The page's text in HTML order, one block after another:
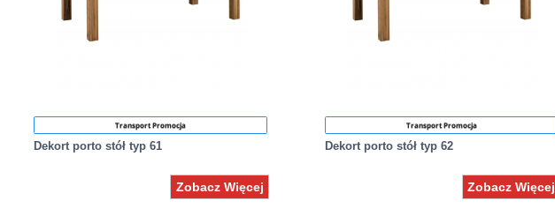
Transport Promocja
Dekort porto stół typ 61
Zobacz Więcej
Transport Promocja
Dekort porto stół typ 62
Zobacz Więcej